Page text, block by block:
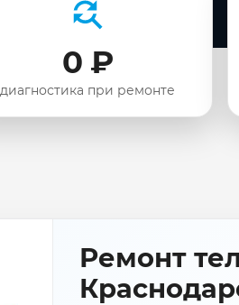
0 ₽
диагностика при ремонте
Ремонт